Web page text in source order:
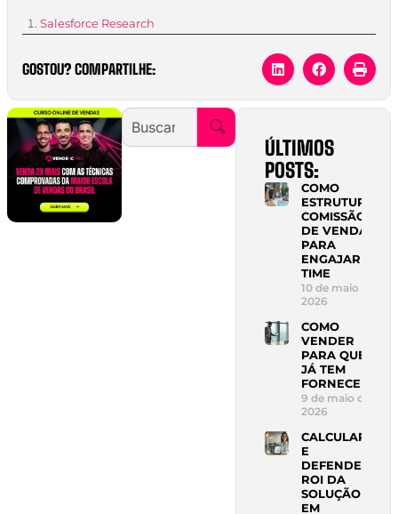
Salesforce Research
GOSTOU? COMPARTILHE:
ÚLTIMOS
POSTS:
COMO
ESTRUTURAR
COMISSÃO
DE VENDAS
PARA
ENGAJAR
TIME
10 de maio de
2026
COMO
VENDER
PARA QUEM
JÁ TEM
FORNECEDOR
9 de maio de
2026
CALCULAR
E
DEFENDER
ROI DA
SOLUÇÃO
EM